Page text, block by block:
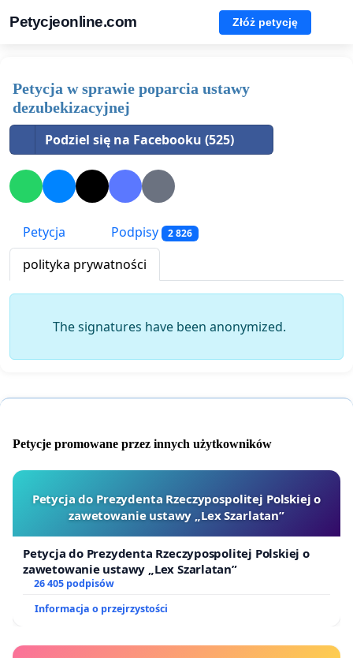
Petycjeonline.com Złóż petycję
Petycja w sprawie poparcia ustawy
dezubekizacyjnej
Podziel się na Facebooku (525)
Petycja Podpisy 2 826
polityka prywatności
The signatures have been anonymized.
Petycje promowane przez innych użytkowników
Petycja do Prezydenta Rzeczypospolitej Polskiej o
zawetowanie ustawy „Lex Szarlatan”
Petycja do Prezydenta Rzeczypospolitej Polskiej o
zawetowanie ustawy „Lex Szarlatan”
26 405 podpisów
Informacja o przejrzystości